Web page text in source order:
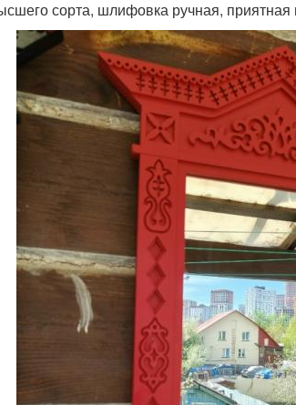
сорта, шлифовка ручная, приятная